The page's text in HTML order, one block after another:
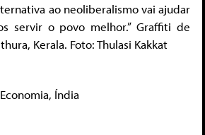
ao neoliberalismo vai ajudar
servir o povo melhor.” Graffiti de
Kerala. Foto: Thulasi Kakkat
Economia, Índia